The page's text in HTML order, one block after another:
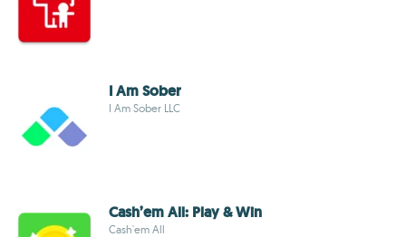
I Am Sober
I Am Sober LLC
Cash’em All: Play & Win
Cash'em All